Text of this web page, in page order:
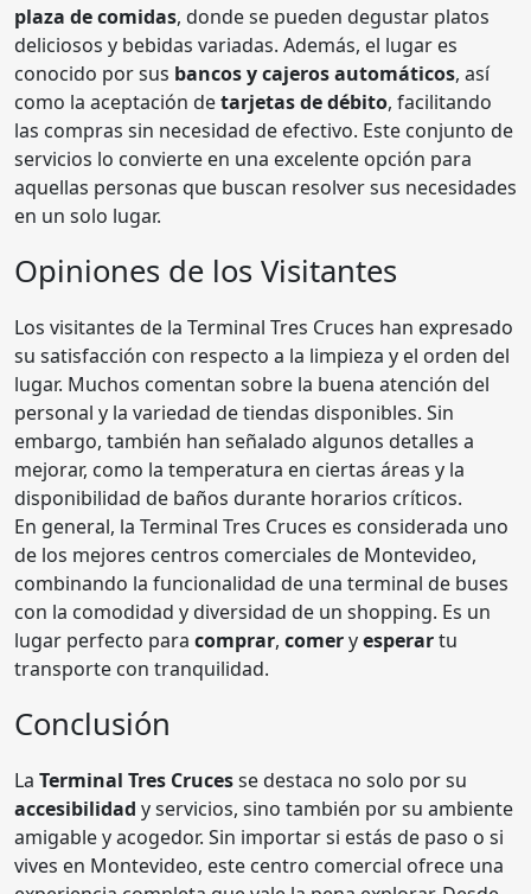
plaza de comidas, donde se pueden degustar platos
deliciosos y bebidas variadas. Además, el lugar es
conocido por sus bancos y cajeros automáticos, así
como la aceptación detarjetas de débito, facilitando
las compras sin necesidad de efectivo. Este conjunto de
servicios lo convierte en una excelente opción para
aquellas personas que buscan resolver sus necesidades
en un solo lugar.
Opiniones de los Visitantes
Los visitantes de la Terminal Tres Cruces han expresado
su satisfacción con respecto a la limpieza y el orden del
lugar. Muchos comentan sobre la buena atención del
personal y la variedad de tiendas disponibles. Sin
embargo, también han señalado algunos detalles a
mejorar, como la temperatura en ciertas áreas y la
disponibilidad de baños durante horarios críticos.
En general, la Terminal Tres Cruces es considerada uno
de los mejores centros comerciales de Montevideo,
combinando la funcionalidad de una terminal de buses
con la comodidad y diversidad de un shopping. Es un
lugar perfecto para comprar, comeryesperartu
transporte con tranquilidad.
Conclusión
La Terminal Tres Crucesse destaca no solo por su
accesibilidad y servicios, sino también por su ambiente
amigable y acogedor. Sin importar si estás de paso o si
vives en Montevideo, este centro comercial ofrece una